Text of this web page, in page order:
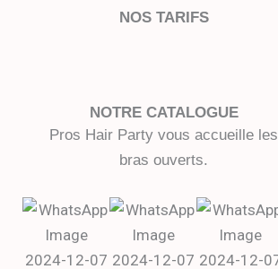
NOS TARIFS
NOTRE CATALOGUE
Pros Hair Party vous accueille les
bras ouverts.